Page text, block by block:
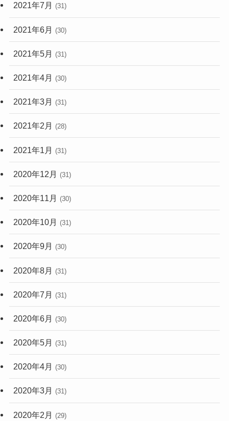
2021年7月 (31)
2021年6月 (30)
2021年5月 (31)
2021年4月 (30)
2021年3月 (31)
2021年2月 (28)
2021年1月 (31)
2020年12月 (31)
2020年11月 (30)
2020年10月 (31)
2020年9月 (30)
2020年8月 (31)
2020年7月 (31)
2020年6月 (30)
2020年5月 (31)
2020年4月 (30)
2020年3月 (31)
2020年2月 (29)